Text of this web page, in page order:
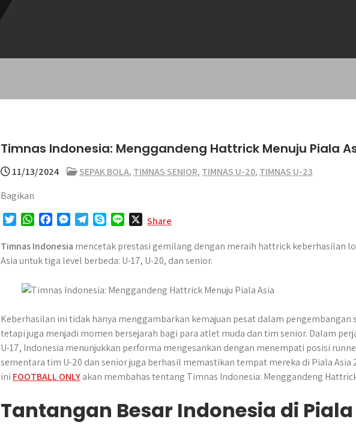
Timnas Indonesia: Menggandeng Hattrick Menuju Piala
11/13/2024 SEPAK BOLA, TIMNAS SENIOR, TIMNAS U-20, TIMNAS U-23
Bagikan
i
t
W
a
t
A
c
e
s
s
r
l
e
y
p
n
e
Share
​Timnas Indonesia mencetak prestasi gemilang dengan meraih hattrick keberhasilan
Asia untuk tiga level berbeda: U-17, U-20, dan senior.​
Keberhasilan ini tidak hanya menggambarkan kemajuan pesat dalam pengembangan
tetapi juga menjadi momen bersejarah bagi para atlet muda dan tim senior. Dalam
U-17, Indonesia menunjukkan performa mengesankan dengan menempati posisi
sementara tim U-20 dan senior juga berhasil memastikan tempat mereka di Piala Asia
ini FOOTBALL ONLYakan membahas tentang Timnas Indonesia: Menggandeng
Tantangan Besar Indonesia di